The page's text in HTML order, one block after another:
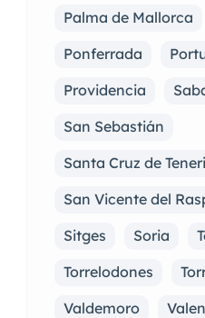
Palma de Mallorca
Ponferrada
Providencia
San Sebastián
Santa Cruz de
San Vicente del
Sitges
Soria
Torrelodones
Valdemoro